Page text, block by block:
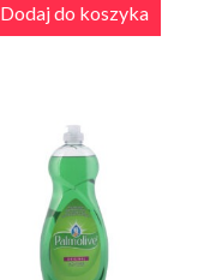
Dodaj do koszyka